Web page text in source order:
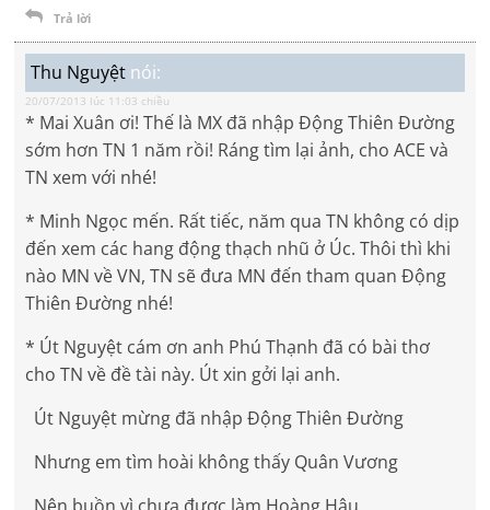
Trả lời
Thu Nguyệt nói:
20/07/2013 lúc 11:03 chiều
* Mai Xuân ơi! Thế là MX đã nhập Động Thiên Đường
sớm hơn TN 1 năm rồi! Ráng tìm lại ảnh, cho ACE và
TN xem với nhé!
* Minh Ngọc mến. Rất tiếc, năm qua TN không có dịp
đến xem các hang động thạch nhũ ở Úc. Thôi thì khi
nào MN về VN, TN sẽ đưa MN đến tham quan Động
Thiên Đường nhé!
* Út Nguyệt cám ơn anh Phú Thạnh đã có bài thơ
cho TN về đề tài này. Út xin gởi lại anh.
Út Nguyệt mừng đã nhập Động Thiên Đường
Nhưng em tìm hoài không thấy Quân Vương